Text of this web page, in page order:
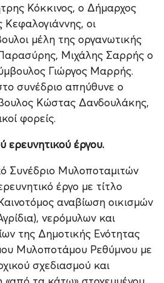
Κόκκινος, ο Δήμαρχος
οι
μέλη της οργανωτικής
Μιχάλης Σαρρής ο
Γιώργος Μαρρής.
συνέδριο απηύθυνε ο
Κώστας Δανδουλάκης,
φορείς.
ερευνητικού έργου.
Συνέδριο Μυλοποταμιτών
έργο με τίτλο
αναβίωση οικισμών
νερόμυλων και
της Δημοτικής Ενότητας
Μυλοποτάμου Ρεθύμνου με
σχεδιασμού και